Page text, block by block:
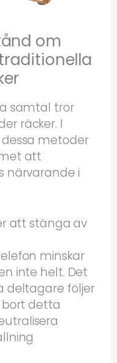
om
samtal tror
räcker. I
metoder
att
närvarande i
att stänga av
minskar
inte helt. Det
deltagare följer
bort detta